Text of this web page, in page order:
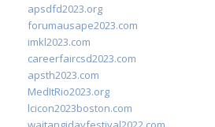
apsdfd2023.org
forumausape2023.com
imkl2023.com
careerfaircsd2023.com
apsth2023.com
MedItRio2023.org
lcicon2023boston.com